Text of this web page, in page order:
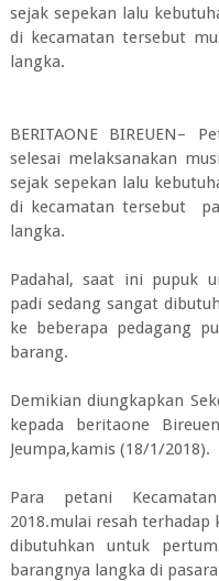
sejak sepekan lalu
di kecamatan tersebut
langka.
BERITAONE BIREUEN–
selesai melaksanakan
sejak sepekan lalu
di kecamatan tersebut
langka.
Padahal, saat ini pupuk
padi sedang sangat
ke beberapa pedagang
barang.
Demikian diungkapkan
kepada beritaone
Jeumpa,kamis (18/1/2018).
Para petani
2018.mulai resah
dibutuhkan untuk
barangnya langka di